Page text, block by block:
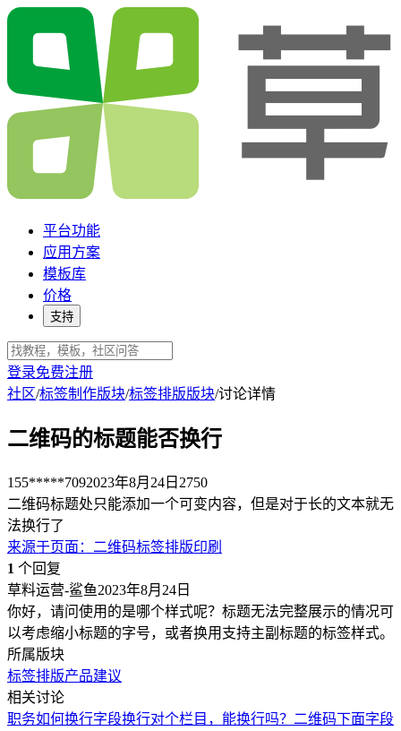
平台功能
应用方案
模板库
价格
支持
登录免费注册
社区/标签制作版块/标签排版版块/讨论详情
二维码的标题能否换行
155*****7092023年8月24日 2750
二维码标题处只能添加一个可变内容，但是对于长的文本就无
法换行了
来源于页面 ： 二维码标签排版印刷
1 个回复
草料运营-鲨鱼2023年8月24日
你好，请问使用的是哪个样式呢？标题无法完整展示的情况可
以考虑缩小标题的字号，或者换用支持主副标题的标签样式。
所属版块
标签排版产品建议
相关讨论
职务如何换行字段换行对个栏目，能换行吗？ 二维码下面字段